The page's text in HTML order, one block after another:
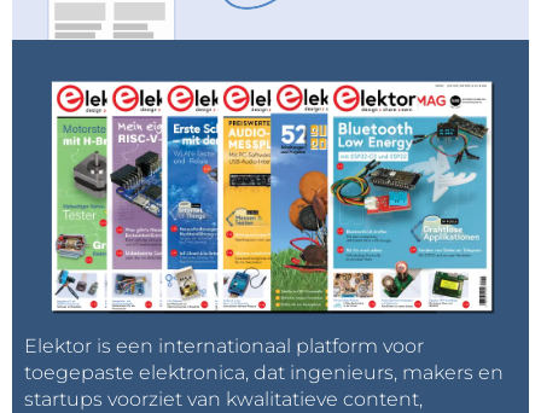
veld programmeerbare poortschakeling (FPGA)
stralingsbestendige microcontroller (MCU) zijn ideale
aanvullende chips, van dezelfde leverancier. The
LX7720 is MIL-PRF-38535 klasse V en klasse Q
gekwalificeerd en wordt al omarmd door klanten
voor het uitvoeren van uiteenlopende
motorregeltoepassingen van robotica in de ruimte
en ruimtevaartprogramma’s voor gekwalificeerde
personen. Het is de ideale oplossing voor
ruimtevaarttoepassingen met betrekking tot
motorstuurtrap servoregeling, lineaire actuator
servoregeling en voor het sturen van
Elektor is een internationaal platform voor
toegepaste elektronica, dat ingenieurs, makers en
startups voorziet van kwalitatieve content,